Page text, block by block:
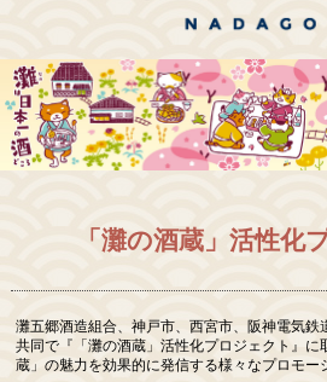
「灘の酒蔵」活性化
灘五郷酒造組合、神戸市、西宮市、阪神電気鉄
共同で『「灘の酒蔵」活性化プロジェクト』に
蔵」の魅力を効果的に発信する様々なプロモー